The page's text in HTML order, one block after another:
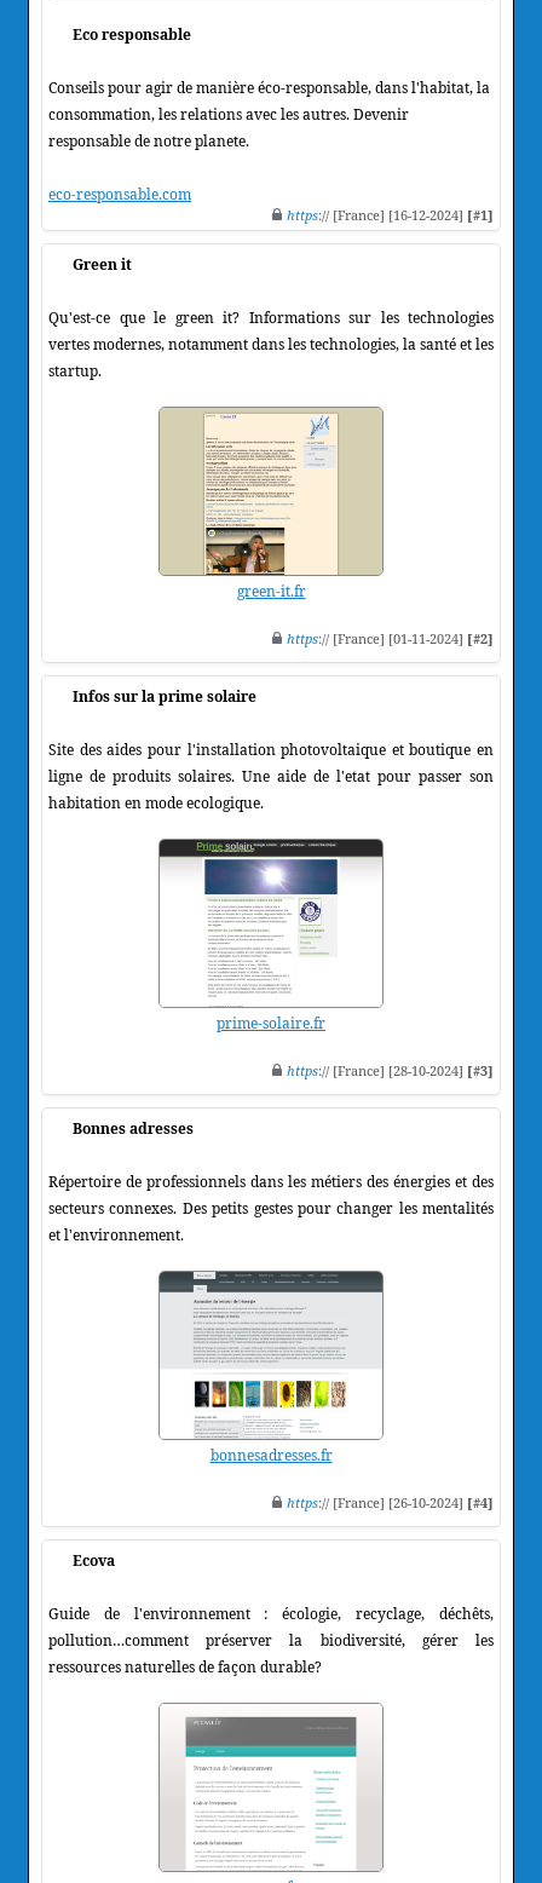
Eco responsable
Conseils pour agir de manière éco-responsable, dans l'habitat, la
consommation, les relations avec les autres. Devenir
responsable de notre planete.
eco-responsable.com
https:// [France] [16-12-2024] [#1]
Green it
Qu'est-ce que le green it? Informations sur les technologies
vertes modernes, notamment dans les technologies, la santé et les
startup.
green-it.fr
https:// [France] [01-11-2024] [#2]
Infos sur la prime solaire
Site des aides pour l'installation photovoltaique et boutique en
ligne de produits solaires. Une aide de l'etat pour passer son
habitation en mode ecologique.
prime-solaire.fr
https:// [France] [28-10-2024] [#3]
Bonnes adresses
Répertoire de professionnels dans les métiers des énergies et des
secteurs connexes. Des petits gestes pour changer les mentalités
et l'environnement.
bonnesadresses.fr
https:// [France] [26-10-2024] [#4]
Ecova
Guide de l'environnement : écologie, recyclage, déchêts,
pollution…comment préserver la biodiversité, gérer les
ressources naturelles de façon durable?